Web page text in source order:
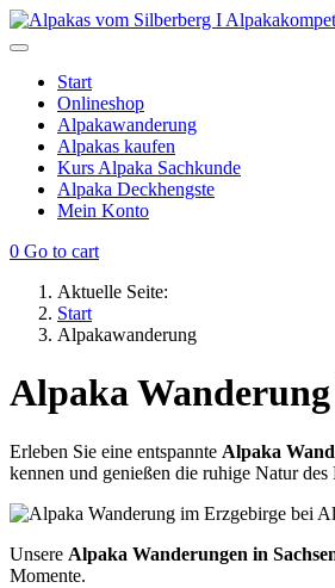
Start
Onlineshop
Alpakawanderung
Alpakas kaufen
Kurs Alpaka Sachkunde
Alpaka Deckhengste
Mein Konto
0 Go to cart
Aktuelle Seite:
Start
Alpakawanderung
Alpaka
Erleben Sie eine entspannte Alpaka
kennen und genießen die ruhige Natur
Unsere Alpaka Wanderungen in
Momente.